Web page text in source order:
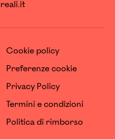
Cookie policy
Preferenze cookie
Privacy Policy
Termini e condizioni
Politica di rimborso